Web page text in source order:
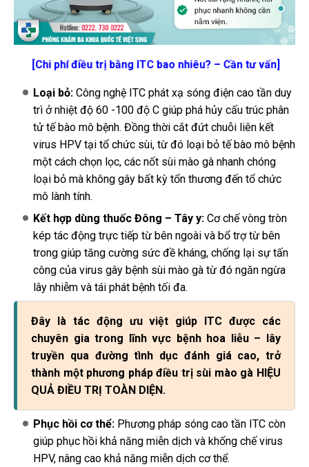
[Chi phí điều trị bằng ITC bao nhiêu? – Cần tư vấn]
Loại bỏ: Công nghệ ITC phát xạ sóng điện cao tần duy
trì ở nhiệt độ 60 -100 độ C giúp phá hủy cấu trúc phân
tử tế bào mô bệnh. Đồng thời cắt đứt chuỗi liên kết
virus HPV tại tổ chức sùi, từ đó loại bỏ tế bào mô bệnh
một cách chọn lọc, các nốt sùi mào gà nhanh chóng
loại bỏ mà không gây bất kỳ tổn thương đến tổ chức
mô lành tính.
Kết hợp dùng thuốc Đông – Tây y: Cơ chế vòng tròn
kép tác động trực tiếp từ bên ngoài và bổ trợ từ bên
trong giúp tăng cường sức đề kháng, chống lại sự tấn
công của virus gây bệnh sùi mào gà từ đó ngăn ngừa
lây nhiễm và tái phát bệnh tối đa.
Đây là tác động ưu việt giúp ITC được các
chuyên gia trong lĩnh vực bệnh hoa liễu – lây
truyền qua đường tình dục đánh giá cao, trở
thành một phương pháp điều trị sùi mào gà HIỆU
QUẢ ĐIỀU TRỊ TOÀN DIỆN.
Phục hồi cơ thể: Phương pháp sóng cao tần ITC còn
giúp phục hồi khả năng miễn dịch và khống chế virus
HPV, nâng cao khả năng miễn dịch cơ thể.